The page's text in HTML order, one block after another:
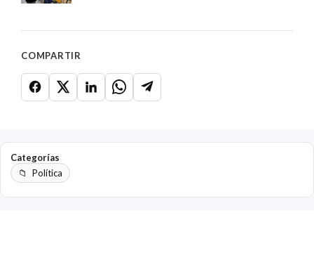
COMPARTIR
Categorías
Política